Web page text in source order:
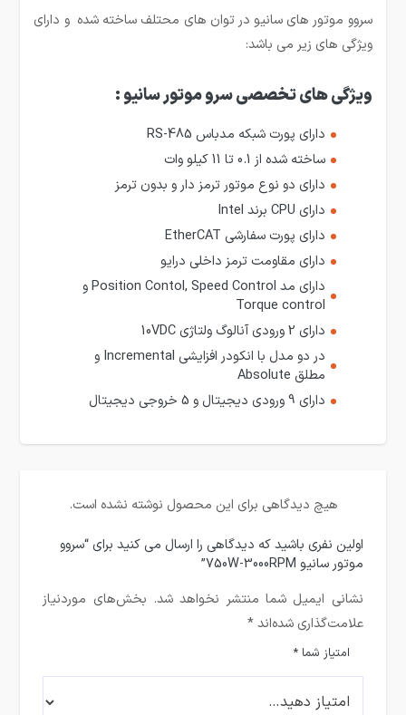
سروو موتور های سانیو در توان های محتلف ساخته شده و دارای
ویژگی های زیر می باشد:
ویژگی های تخصصی سرو موتور سانیو :
دارای پورت شبکه مدباس RS-485
ساخته شده از 0.1 تا 11 کیلو وات
دارای دو نوع موتور ترمز دار و بدون ترمز
دارای CPU برند Intel
دارای پورت سفارشی EtherCAT
دارای مقاومت ترمز داخلی درایو
دارای مد Position Contol, Speed Control و
Torque control
دارای 2 ورودی آنالوگ ولتاژی 10VDC
در دو مدل با انکودر افزایشی Incremental و
مطلق Absolute
دارای 9 ورودی دیجیتال و 5 خروجی دیجیتال
هیچ دیدگاهی برای این محصول نوشته نشده است.
اولین نفری باشید که دیدگاهی را ارسال می کنید برای “سروو
موتور سانیو 750W-3000RPM”
نشانی ایمیل شما منتشر نخواهد شد. بخش‌های موردنیاز
علامت‌گذاری شده‌اند*
امتیاز شما*